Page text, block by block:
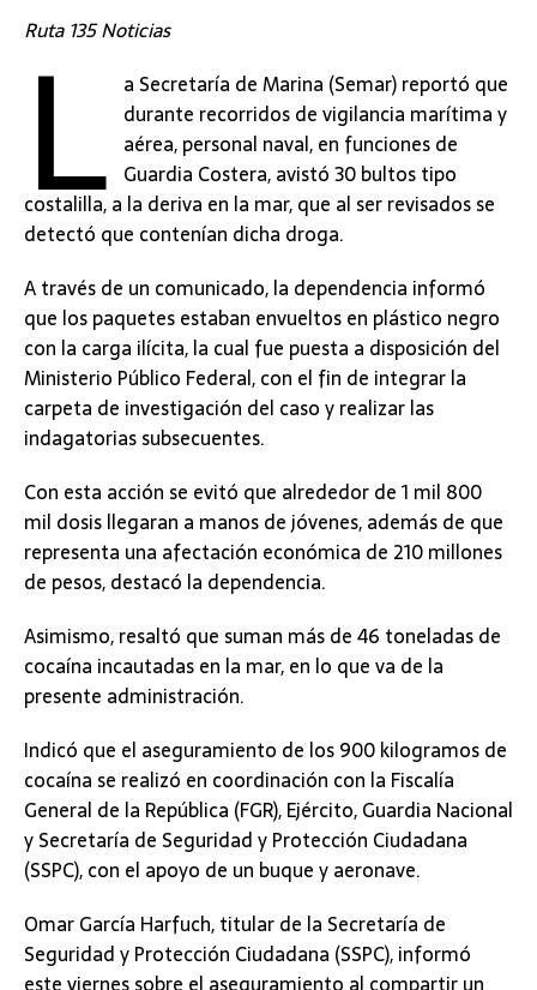
Ruta 135 Noticias
L a Secretaría de Marina (Semar) reportó que
durante recorridos de vigilancia marítima y
aérea, personal naval, en funciones de
Guardia Costera, avistó 30 bultos tipo
costalilla, a la deriva en la mar, que al ser revisados se
detectó que contenían dicha droga.
A través de un comunicado, la dependencia informó
que los paquetes estaban envueltos en plástico negro
con la carga ilícita, la cual fue puesta a disposición del
Ministerio Público Federal, con el fin de integrar la
carpeta de investigación del caso y realizar las
indagatorias subsecuentes.
Con esta acción se evitó que alrededor de 1 mil 800
mil dosis llegaran a manos de jóvenes, además de que
representa una afectación económica de 210 millones
de pesos, destacó la dependencia.
Asimismo, resaltó que suman más de 46 toneladas de
cocaína incautadas en la mar, en lo que va de la
presente administración.
Indicó que el aseguramiento de los 900 kilogramos de
cocaína se realizó en coordinación con la Fiscalía
General de la República (FGR), Ejército, Guardia Nacional
y Secretaría de Seguridad y Protección Ciudadana
(SSPC), con el apoyo de un buque y aeronave.
Omar García Harfuch, titular de la Secretaría de
Seguridad y Protección Ciudadana (SSPC), informó